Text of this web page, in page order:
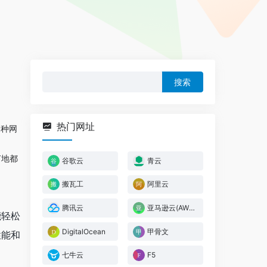
网
都
松
和
热门网址
谷歌云 青云
搬瓦工 阿里云
腾讯云 亚马逊云(AWS)
DigitalOcean 甲骨文
七牛云 F5